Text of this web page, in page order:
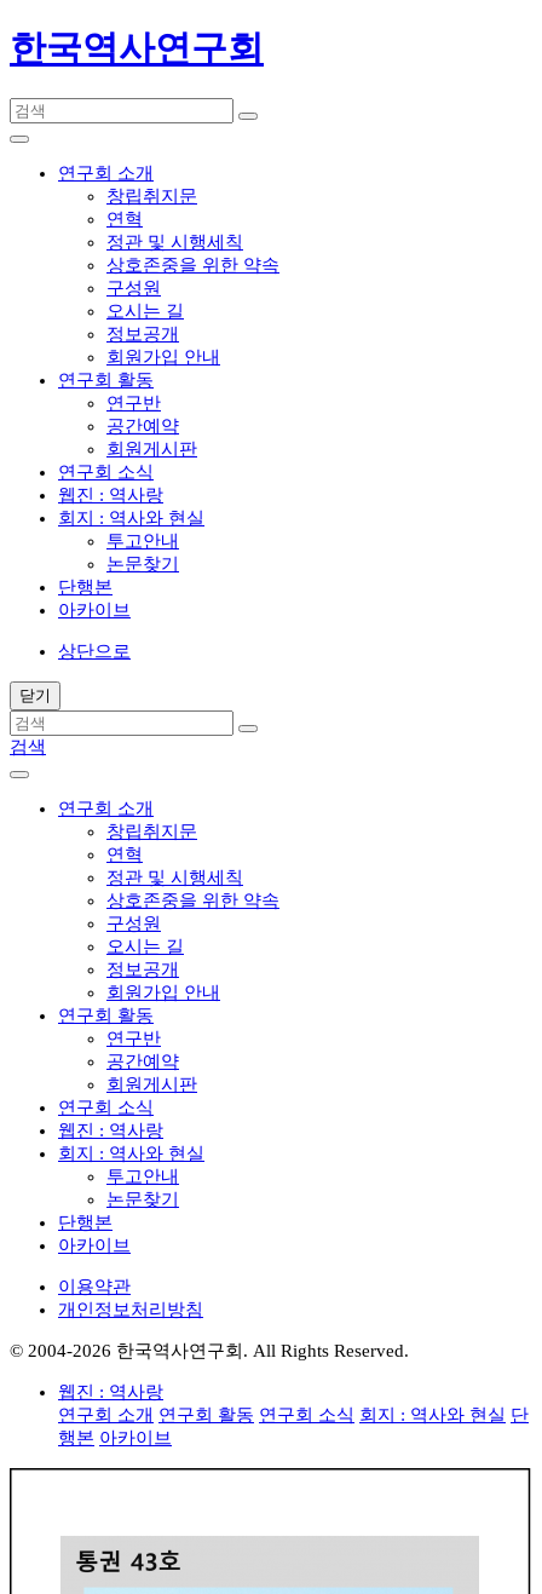
한국역사연구회
연구회 소개
창립취지문
연혁
정관 및 시행세칙
상호존중을 위한 약속
구성원
오시는 길
정보공개
회원가입 안내
연구회 활동
연구반
공간예약
회원게시판
연구회 소식
웹진 : 역사랑
회지 : 역사와 현실
투고안내
논문찾기
단행본
아카이브
상단으로
닫기
검색
연구회 소개
창립취지문
연혁
정관 및 시행세칙
상호존중을 위한 약속
구성원
오시는 길
정보공개
회원가입 안내
연구회 활동
연구반
공간예약
회원게시판
연구회 소식
웹진 : 역사랑
회지 : 역사와 현실
투고안내
논문찾기
단행본
아카이브
이용약관
개인정보처리방침
© 2004-2026 한국역사연구회. All Rights Reserved.
웹진 : 역사랑
연구회 소개 연구회 활동 연구회 소식 회지 : 역사와 현실 단
행본 아카이브